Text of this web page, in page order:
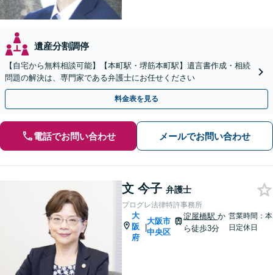
遺産分割調停
【自宅から無料相談可能】【本町駅・堺筋本町駅】遺言書作成・相続
問題の解決は、専門家である弁護士にお任せください
料金表を見る
電話でお問い合わせ メールでお問い合わせ
文 今子 弁護士
プログレ法律特許事務所
大
阪
府
|
大阪市
中央区
淀屋橋駅か
ら徒歩3分
営業時間：本
日定休日